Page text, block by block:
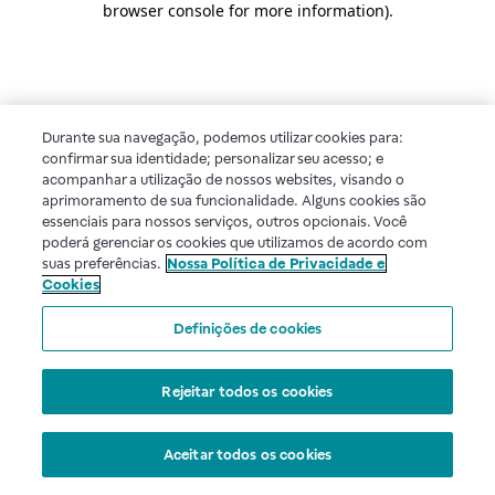
browser console for more information).
Durante sua navegação, podemos utilizar cookies para:
confirmar sua identidade; personalizar seu acesso; e
acompanhar a utilização de nossos websites, visando o
aprimoramento de sua funcionalidade. Alguns cookies são
essenciais para nossos serviços, outros opcionais. Você
poderá gerenciar os cookies que utilizamos de acordo com
suas preferências. Nossa Política de Privacidade e
Cookies
Definições de cookies
Rejeitar todos os cookies
Aceitar todos os cookies